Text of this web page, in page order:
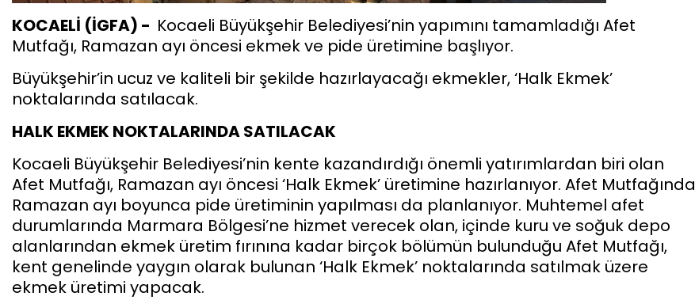
KOCAELİ (İGFA) - Kocaeli Büyükşehir Belediyesi’nin yapımını tamamladığı Afet
Mutfağı, Ramazan ayı öncesi ekmek ve pide üretimine başlıyor.
Büyükşehir’in ucuz ve kaliteli bir şekilde hazırlayacağı ekmekler, ‘Halk Ekmek’
noktalarında satılacak.
HALK EKMEK NOKTALARINDA SATILACAK
Kocaeli Büyükşehir Belediyesi’nin kente kazandırdığı önemli yatırımlardan biri olan
Afet Mutfağı, Ramazan ayı öncesi ‘Halk Ekmek’ üretimine hazırlanıyor. Afet Mutfağında
Ramazan ayı boyunca pide üretiminin yapılması da planlanıyor. Muhtemel afet
durumlarında Marmara Bölgesi’ne hizmet verecek olan, içinde kuru ve soğuk depo
alanlarından ekmek üretim fırınına kadar birçok bölümün bulunduğu Afet Mutfağı,
kent genelinde yaygın olarak bulunan ‘Halk Ekmek’ noktalarında satılmak üzere
ekmek üretimi yapacak.